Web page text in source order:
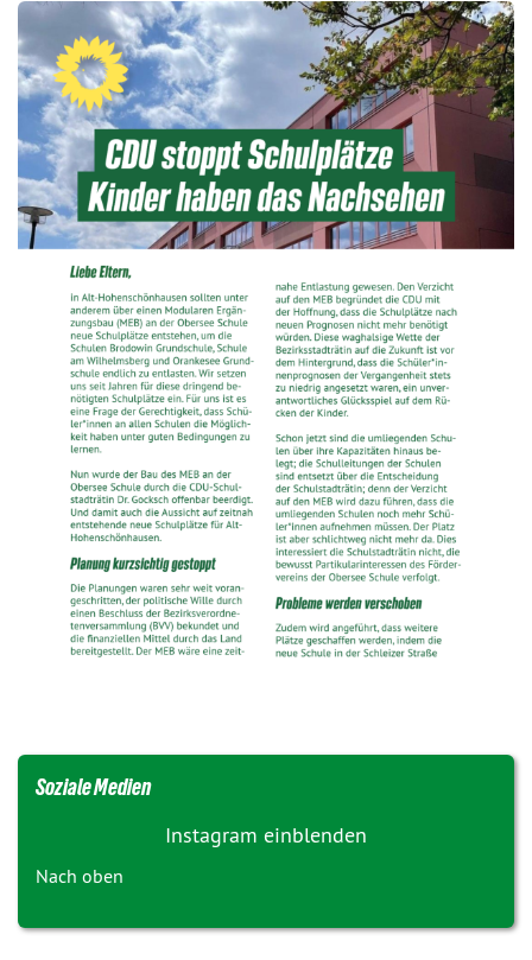
Soziale Medien
Instagram einblenden
Nach oben